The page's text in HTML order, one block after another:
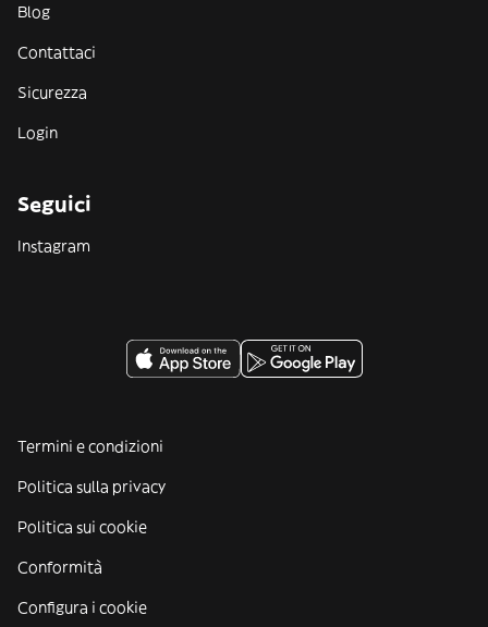
Blog
Contattaci
Sicurezza
Login
Seguici
Instagram
Termini e condizioni
Politica sulla privacy
Politica sui cookie
Conformità
Configura i cookie